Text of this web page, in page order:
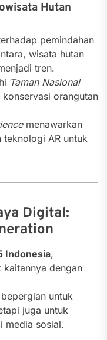
Hutan
pemindahan
wisata hutan
tren.
Taman Nasional
orangutan
menawarkan
teknologi AR untuk
Digital:
Indonesia,
kaitannya dengan
untuk
juga untuk
media sosial.